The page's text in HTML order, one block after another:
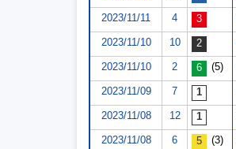
2023/11/11 4
2023/11/10 10
2023/11/10 2 (5)
2023/11/09 7
2023/11/08 12
2023/11/08 6 (3)